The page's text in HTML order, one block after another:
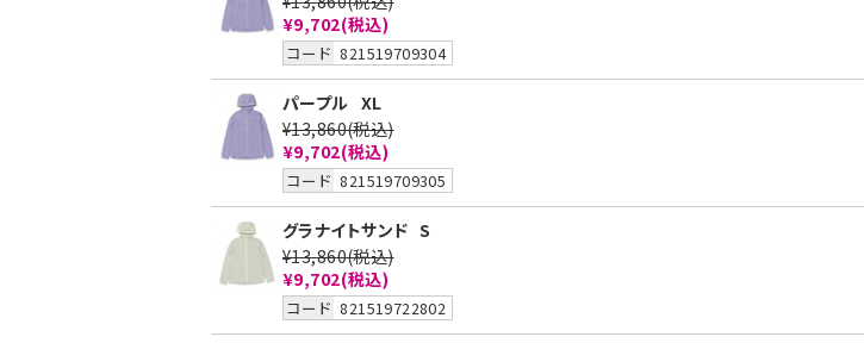
¥9,702(税込)
コード 821519709304
パープル XL
¥13,860(税込)
¥9,702(税込)
コード 821519709305
グラナイトサンド S
¥13,860(税込)
¥9,702(税込)
コード 821519722802